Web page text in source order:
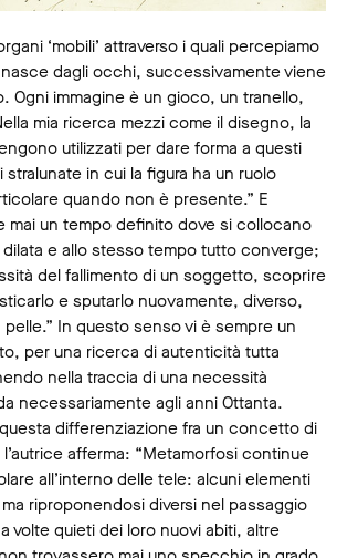
‘mobili’ attraverso i quali percepiamo
dagli occhi, successivamente viene
Ogni immagine è un gioco, un tranello,
mia ricerca mezzi come il disegno, la
utilizzati per dare forma a questi
in cui la figura ha un ruolo
quando non è presente.” E
mai un tempo definito dove si collocano
e allo stesso tempo tutto converge;
del fallimento di un soggetto, scoprire
e sputarlo nuovamente, diverso,
In questo senso vi è sempre un
per una ricerca di autenticità tutta
nella traccia di una necessità
necessariamente agli anni Ottanta.
differenziazione fra un concetto di
afferma: “Metamorfosi continue
all’interno delle tele: alcuni elementi
riproponendosi diversi nel passaggio
a volte quieti dei loro nuovi abiti, altre